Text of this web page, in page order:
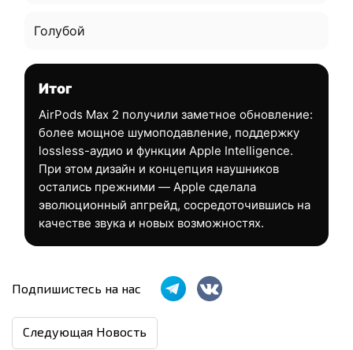
Голубой
Итог
AirPods Max 2 получили заметное обновление:
более мощное шумоподавление, поддержку
lossless-аудио и функции Apple Intelligence.
При этом дизайн и концепция наушников
остались прежними — Apple сделала
эволюционный апгрейд, сосредоточившись на
качестве звука и новых возможностях.
Подпишистесь на нас
Следующая Новость